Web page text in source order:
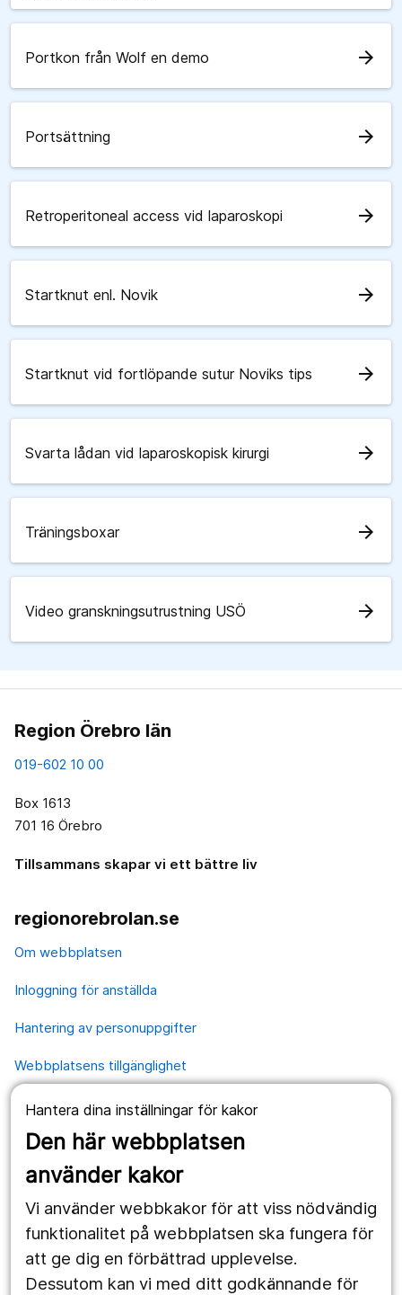
Hantera dina inställningar för kakor
Den här webbplatsen
använder kakor
Vi använder webbkakor för att viss nödvändig
funktionalitet på webbplatsen ska fungera för
att ge dig en förbättrad upplevelse.
Dessutom kan vi med ditt godkännande för
Portkon från Wolf en demo arrow_forward
Portsättning arrow_forward
Retroperitoneal access vid laparoskopi arrow_forward
Startknut enl. Novik arrow_forward
Startknut vid fortlöpande sutur Noviks tips arrow_forward
Svarta lådan vid laparoskopisk kirurgi arrow_forward
Träningsboxar arrow_forward
Video granskningsutrustning USÖ arrow_forward
Region Örebro län
019-602 10 00
Box 1613
701 16 Örebro
Tillsammans skapar vi ett bättre liv
regionorebrolan.se
Om webbplatsen
Inloggning för anställda
Hantering av personuppgifter
Webbplatsens tillgänglighet
Våra webbplatser
1177.se
Region Örebro län